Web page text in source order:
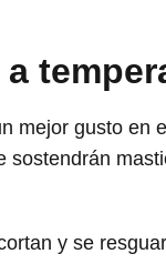
mejor gusto en
y se